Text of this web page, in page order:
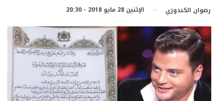
رضوان الكندوزي الإثنين 28 مايو 2018 - 20:30